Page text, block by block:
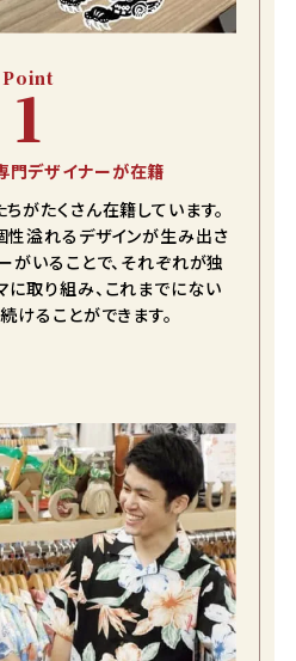
イビー
カートに入れる
Point
1
門デザイナーが在籍
がたくさん在籍しています。
溢れるデザインが生み出さ
がいることで、それぞれが独
取り組み、これまでにない
けることができます。